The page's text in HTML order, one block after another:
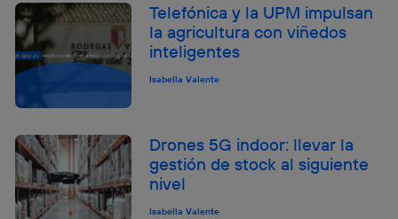
Telefónica y la UPM impulsan
la agricultura con viñedos
inteligentes
Isabella Valente
Drones 5G indoor: llevar la
gestión de stock al siguiente
nivel
Isabella Valente